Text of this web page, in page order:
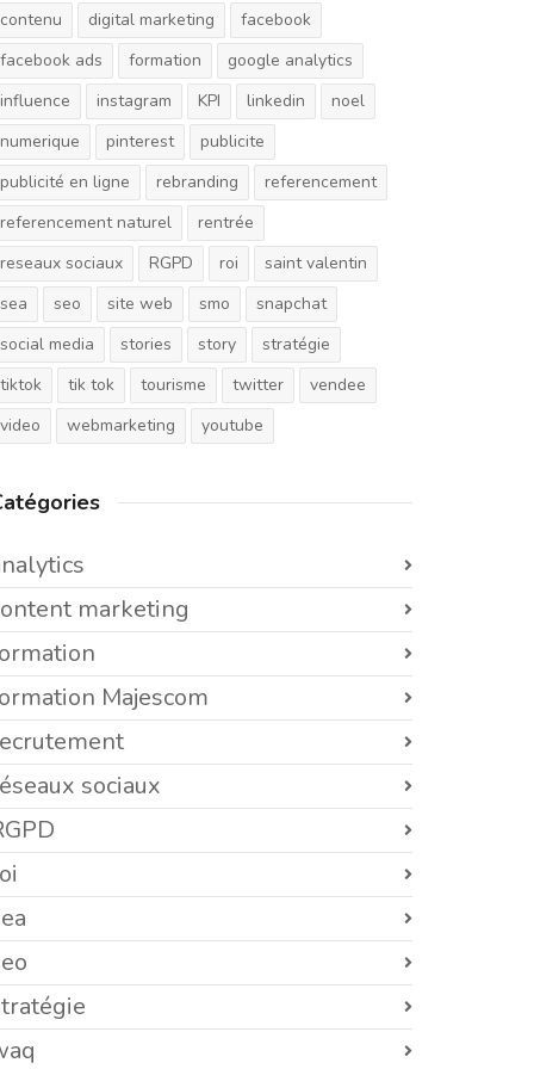
contenu digital marketing
facebook
facebook ads
formation
google analytics
influence
instagram KPI linkedin
noel
numerique
pinterest
publicite
publicité en ligne
rebranding
referencement
referencement naturel
rentrée
reseaux sociaux
RGPD roi
saint valentin
sea
seo site web smo
snapchat
social media
stories story
stratégie
tiktok
tik tok tourisme twitter
vendee
video
webmarketing youtube
marketing
Majescom
sociaux